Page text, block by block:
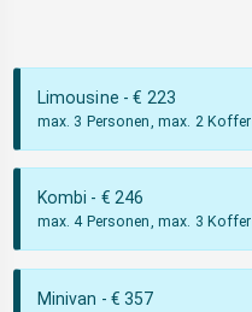
Limousine - € 223
max. 3 Personen, max. 2 Koffer
Kombi - € 246
max. 4 Personen, max. 3 Koffer
Minivan - €357